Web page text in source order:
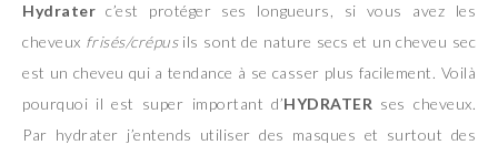
Hydrater c’est protéger ses longueurs, si vous avez les
cheveux frisés/crépusils sont de nature secs et un cheveu sec
est un cheveu qui a tendance à se casser plus facilement. Voilà
pourquoi il est super important d’HYDRATER ses cheveux.
Par hydrater j’entends utiliser des masques et surtout des